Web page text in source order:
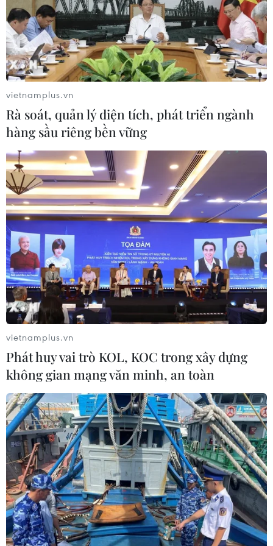
Hỏa hoạn gây thiệt hại nghiêm trọng trên
tàu tuần dương của Nga
14/04/2022 11:23
Một vụ hỏa hoạn đã bùng phát trên tàu tuần dương
Moskva có trang bị tên lửa thuộc Hạm đội Biển Đen của
Nga và làm nổ đạn dược trên tàu sau đó gây thiệt hại
nghiêm trọng cho con tàu này.
Đà Nẵng: Hai tàu cá bị cháy khi đang neo
vietnamplus.vn
Rà soát, quản lý diện tích, phát triển ngành
hàng sầu riêng bền vững
vietnamplus.vn
Phát huy vai trò KOL, KOC trong xây dựng
không gian mạng văn minh, an toàn